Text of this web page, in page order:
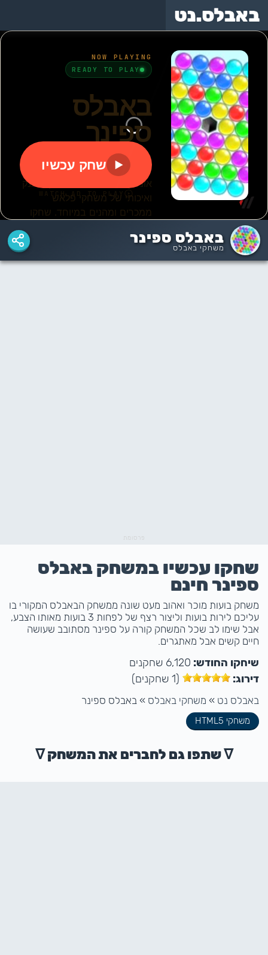
באבלס
באבלס
המקורי
הישן
באבלס ספינר
משחקי באבלס
פרסומת
שחקו עכשיו במשחק באבלס
ספינר חינם
משחק בועות מוכר ואהוב מעט שונה ממשחק הבאבלס המקורי בו
עליכם לירות בועות וליצור רצף של לפחות 3 בועות מאותו הצבע,
אבל שימו לב שכל המשחק קורה על ספינר מסתובב שעושה
חיים קשים אבל מאתגרים.
שיחקו החודש: 6,120 שחקנים
דירוג:
(1 שחקנים)
באבלס נט » משחקי באבלס » באבלס ספינר
משחקי HTML5
ᐁ שתפו גם לחברים את המשחק ᐁ